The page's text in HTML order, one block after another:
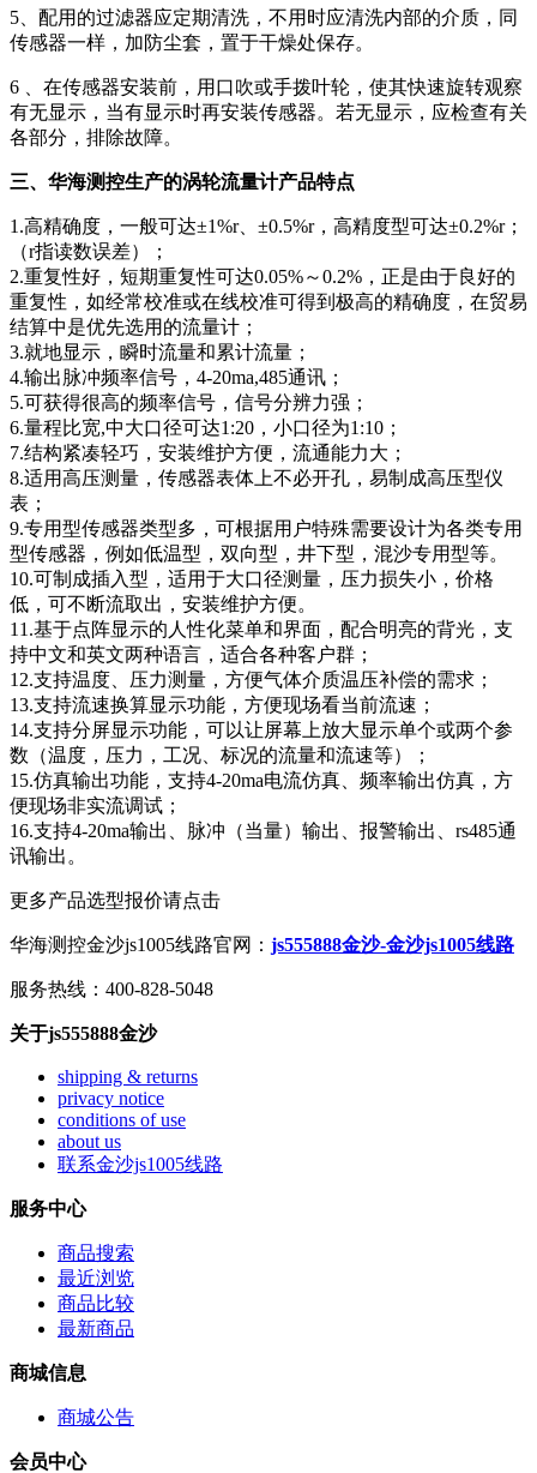
5、配用的过滤器应定期清洗，不用时应清洗内部的介质，同
传感器一样，加防尘套，置于干燥处保存。
6 、在传感器安装前，用口吹或手拨叶轮，使其快速旋转观察
有无显示，当有显示时再安装传感器。若无显示，应检查有关
各部分，排除故障。
三、华海测控生产的涡轮流量计产品特点
1.高精确度，一般可达±1%r、±0.5%r，高精度型可达±0.2%r；
（r指读数误差）；
2.重复性好，短期重复性可达0.05%～0.2%，正是由于良好的
重复性，如经常校准或在线校准可得到极高的精确度，在贸易
结算中是优先选用的流量计；
3.就地显示，瞬时流量和累计流量；
4.输出脉冲频率信号，4-20ma,485通讯；
5.可获得很高的频率信号，信号分辨力强；
6.量程比宽,中大口径可达1:20，小口径为1:10；
7.结构紧凑轻巧，安装维护方便，流通能力大；
8.适用高压测量，传感器表体上不必开孔，易制成高压型仪
表；
9.专用型传感器类型多，可根据用户特殊需要设计为各类专用
型传感器，例如低温型，双向型，井下型，混沙专用型等。
10.可制成插入型，适用于大口径测量，压力损失小，价格
低，可不断流取出，安装维护方便。
11.基于点阵显示的人性化菜单和界面，配合明亮的背光，支
持中文和英文两种语言，适合各种客户群；
12.支持温度、压力测量，方便气体介质温压补偿的需求；
13.支持流速换算显示功能，方便现场看当前流速；
14.支持分屏显示功能，可以让屏幕上放大显示单个或两个参
数（温度，压力，工况、标况的流量和流速等）；
15.仿真输出功能，支持4-20ma电流仿真、频率输出仿真，方
便现场非实流调试；
16.支持4-20ma输出、脉冲（当量）输出、报警输出、rs485通
讯输出。
更多产品选型报价请点击
华海测控金沙js1005线路官网： js555888金沙-金沙js1005线路
服务热线：400-828-5048
关于js555888金沙
shipping & returns
privacy notice
conditions of use
about us
联系金沙js1005线路
服务中心
商品搜索
最近浏览
商品比较
最新商品
商城信息
商城公告
会员中心